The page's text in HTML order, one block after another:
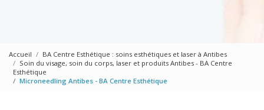
Accueil
BA Centre Esthétique : soins esthétiques et laser à Antibes
Soin du visage, soin du corps, laser et produits Antibes - BA Centre
Esthétique
Microneedling Antibes - BA Centre Esthétique